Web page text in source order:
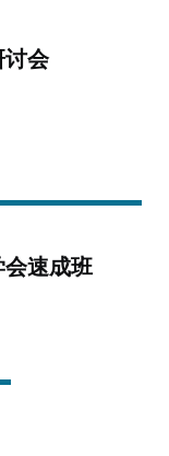
会
速成班